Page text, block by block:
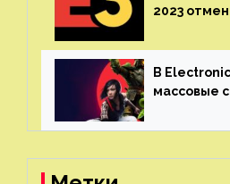
2023
выставка
В
массовые